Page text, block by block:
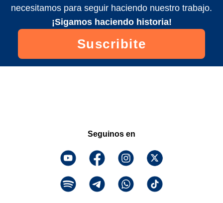
necesitamos para seguir haciendo nuestro trabajo.
¡Sigamos haciendo historia!
Suscribite
Seguinos en